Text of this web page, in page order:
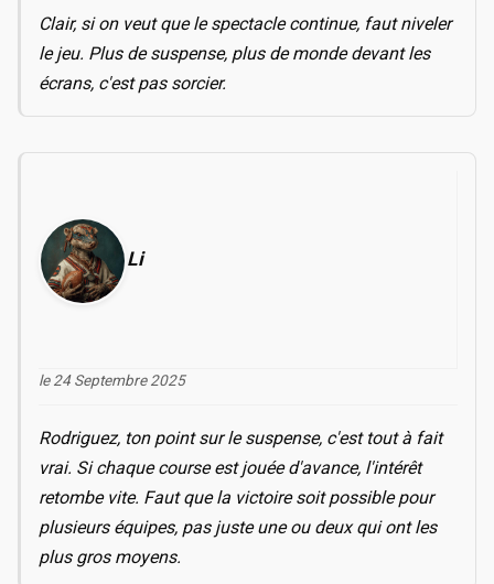
Clair, si on veut que le spectacle continue, faut niveler
le jeu. Plus de suspense, plus de monde devant les
écrans, c'est pas sorcier.
Li
le 24 Septembre 2025
Rodriguez, ton point sur le suspense, c'est tout à fait
vrai. Si chaque course est jouée d'avance, l'intérêt
retombe vite. Faut que la victoire soit possible pour
plusieurs équipes, pas juste une ou deux qui ont les
plus gros moyens.